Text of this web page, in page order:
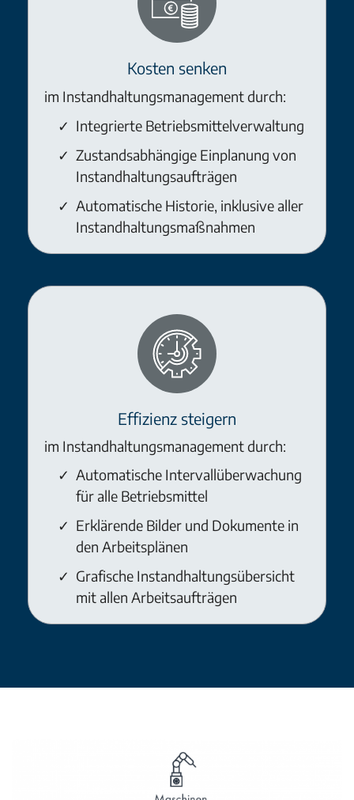
Kosten senken
im Instandhaltungsmanagement durch:
Integrierte Betriebsmittelverwaltung
Zustandsabhängige Einplanung von
Instandhaltungsaufträgen
Automatische Historie, inklusive aller
Instandhaltungsmaßnahmen
Effizienz steigern
im Instandhaltungsmanagement durch:
Automatische Intervallüberwachung
für alle Betriebsmittel
Erklärende Bilder und Dokumente in
den Arbeitsplänen
Grafische Instandhaltungsübersicht
mit allen Arbeitsaufträgen